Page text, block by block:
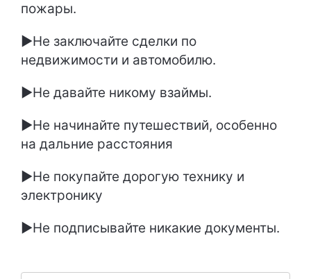
пожары.
►Не заключайте сделки по
недвижимости и автомобилю.
►Не давайте никому взаймы.
►Не начинайте путешествий, особенно
на дальние расстояния
►Не покупайте дорогую технику и
электронику
►Не подписывайте никакие документы.